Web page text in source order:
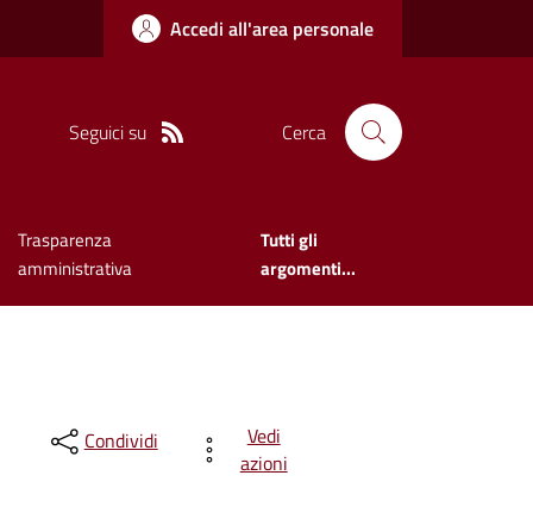
Accedi all'area personale
Seguici su Cerca
Trasparenza
amministrativa
Tutti gli
argomenti...
Condividi
Vedi
azioni